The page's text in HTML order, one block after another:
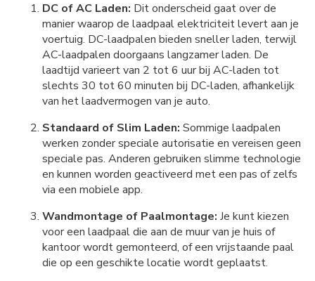
DC of AC Laden: Dit onderscheid gaat over de
manier waarop de laadpaal elektriciteit levert aan je
voertuig. DC-laadpalen bieden sneller laden, terwijl
AC-laadpalen doorgaans langzamer laden. De
laadtijd varieert van 2 tot 6 uur bij AC-laden tot
slechts 30 tot 60 minuten bij DC-laden, afhankelijk
van het laadvermogen van je auto.
Standaard of Slim Laden: Sommige laadpalen
werken zonder speciale autorisatie en vereisen geen
speciale pas. Anderen gebruiken slimme technologie
en kunnen worden geactiveerd met een pas of zelfs
via een mobiele app.
Wandmontage of Paalmontage: Je kunt kiezen
voor een laadpaal die aan de muur van je huis of
kantoor wordt gemonteerd, of een vrijstaande paal
die op een geschikte locatie wordt geplaatst.